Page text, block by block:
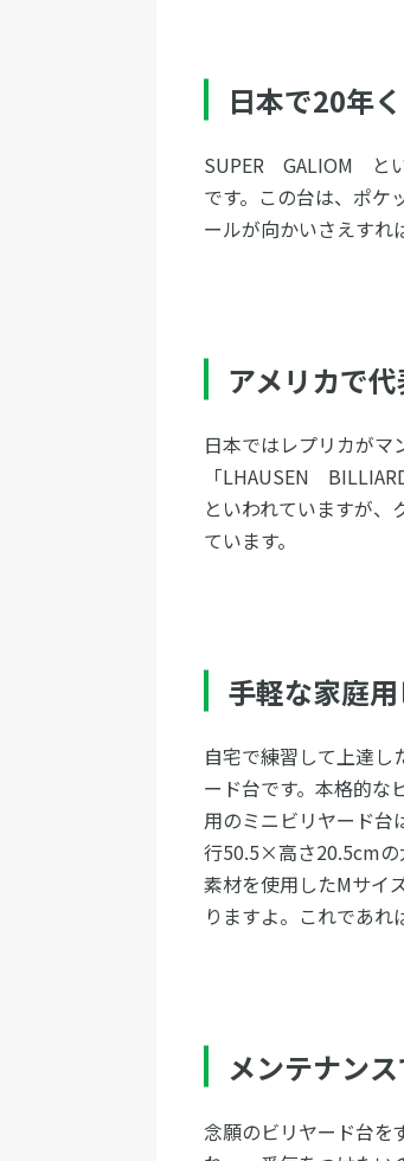
日本で20年
SUPER GALIOM と
です。この台は、ポケ
ールが向かいさえすれ
アメリカで
日本ではレプリカがマ
「LHAUSEN
といわれていますが
ています。
手軽な家庭
自宅で練習して上達し
ード台です。本格的な
用のミニビリヤード
行50.5×高さ20.5cmの
素材を使用したMサ
りますよ。これであれ
メンテナン
念願のビリヤード台を